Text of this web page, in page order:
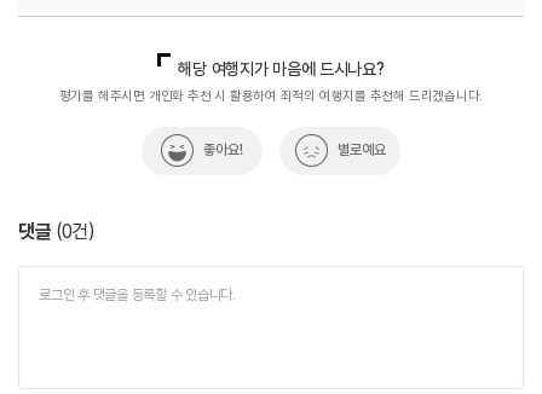
해당 여행지가 마음에 드시나요?
평가를 해주시면 개인화 추천 시 활용하여 최적의 여행지를 추천해 드리겠습니다.
좋아요! 별로예요
댓글 (0건)